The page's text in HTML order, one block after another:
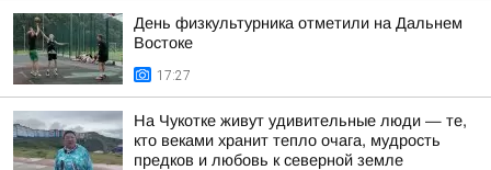
День физкультурника отметили на Дальнем
Востоке
17:27
На Чукотке живут удивительные люди — те,
кто веками хранит тепло очага, мудрость
предков и любовь к северной земле